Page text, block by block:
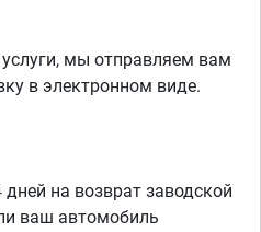
мы отправляем вам
в электронном виде.
на возврат заводской
ваш автомобиль